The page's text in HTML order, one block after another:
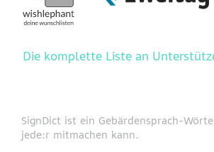
Die komplette Liste an
SignDict ist ein Gebärdensprach-
jede:r mitmachen kann.